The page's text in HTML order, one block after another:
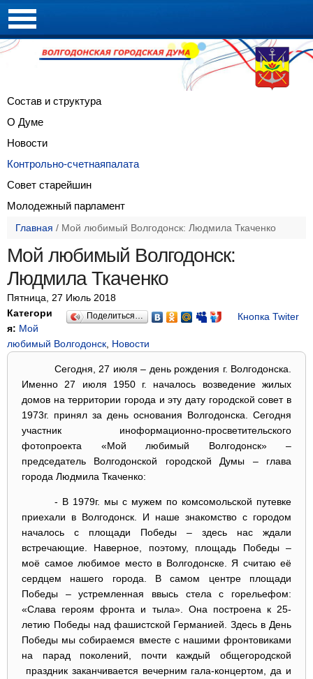
Состав и структура
О Думе
Новости
Контрольно-счетнаяпалата
Совет старейшин
Молодежный парламент
Главная / Мой любимый Волгодонск: Людмила Ткаченко
Мой любимый Волгодонск:
Людмила Ткаченко
Пятница, 27 Июль 2018
Кнопка Twiter
Поделиться…
Категори
я: Мой
любимый Волгодонск Новости
Сегодня, 27 июля – день рождения г. Волгодонска.
Именно 27 июля 1950 г. началось возведение жилых
домов на территории города и эту дату городской совет в
1973г. принял за день основания Волгодонска. Сегодня
участник иноформационно-просветительского
фотопроекта «Мой любимый Волгодонск» –
председатель Волгодонской городской Думы – глава
города Людмила Ткаченко:
- В 1979г. мы с мужем по комсомольской путевке
приехали в Волгодонск. И наше знакомство с городом
началось с площади Победы – здесь нас ждали
встречающие. Наверное, поэтому, площадь Победы –
моё самое любимое место в Волгодонске. Я считаю её
сердцем нашего города. В самом центре площади
Победы – устремленная ввысь стела с горельефом:
«Слава героям фронта и тыла». Она построена к 25-
летию Победы над фашистской Германией. Здесь в День
Победы мы собираемся вместе с нашими фронтовиками
на парад поколений, почти каждый общегородской
праздник заканчивается вечерним гала-концертом, да и